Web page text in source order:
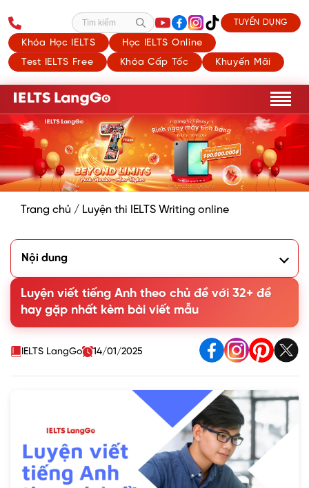
Khóa Học IELTS
Học IELTS Online
Test IELTS Free
Khóa Cấp Tốc Khuyến Mãi
Tìm kiếm TUYỂN DỤNG
Trang chủ / Luyện thi IELTS Writing online
Nội dung
2. Tại sao nên luyện viết tiếng Anh theo chủ đề?
3. Cách luyện viết tiếng Anh theo chủ đề cho người mới bắt
đầu
4. Tips luyện viết tiếng Anh theo chủ đề hiệu quả
Luyện viết tiếng Anh theo chủ đề với 32+ đề
hay gặp nhất kèm bài viết mẫu
IELTS LangGo 14/01/2025